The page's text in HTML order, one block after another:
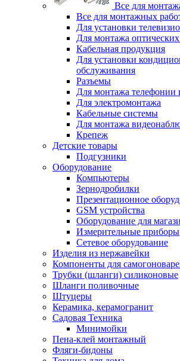
Все для
Все для монтажных
Для установки
Для монтажа оптических
Кабельная продукция
Для установки
обслуживания
Разъемы
Для монтажа
Для электромонтажа
Кабельные системы
Для монтажа
Крепеж
Детские товары
Подгузники
Оборудование
Компьютеры
Зернодробилки
Презентационное
GSM устройства
Оборудование для
Измерительные приборы
Сетевое оборудование
Изделия из нержавейки
Компоненты для
Трубки (шланги) силиконовые
Шланги поливочные
Штуцеры
Керамика, керамогранит
Садовая Техника
Минимойки
Пена-клей монтажный
Фляги-бидоны